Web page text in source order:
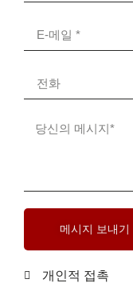
메시지 보내기
개인적 접촉